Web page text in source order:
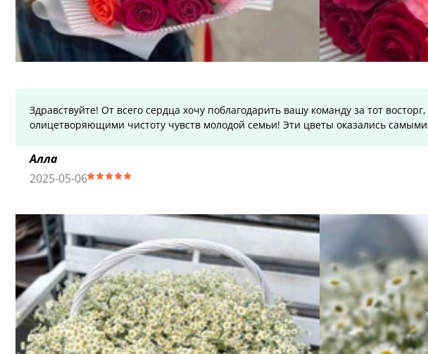
Здравствуйте! От всего сердца хочу поблагодарить вашу команду за тот
олицетворяющими чистоту чувств молодой семьи! Эти цветы оказались
Алла
2025-05-06